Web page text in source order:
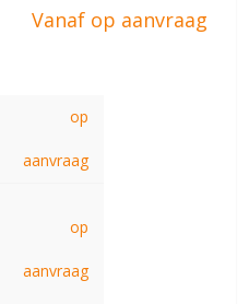
Vanaf op aanvraag
op
aanvraag
op
aanvraag